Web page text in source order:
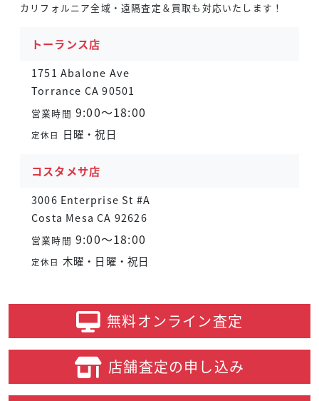
カリフォルニア全域・遠隔査定＆買取も対応いたします！
トーランス店
1751 Abalone Ave
Torrance CA 90501
営業時間 9:00～18:00
定休日 日曜・祝日
コスタメサ店
3006 Enterprise St #A
Costa Mesa CA 92626
営業時間 9:00～18:00
定休日 木曜・日曜・祝日
無料オンライン査定
店舗査定の申し込み